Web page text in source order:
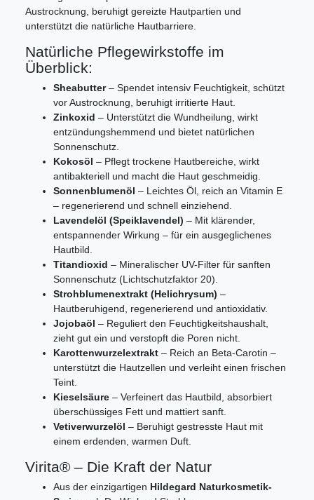
Austrocknung, beruhigt gereizte Hautpartien und
unterstützt die natürliche Hautbarriere.
Natürliche Pflegewirkstoffe im
Überblick:
Sheabutter– Spendet intensiv Feuchtigkeit, schützt
vor Austrocknung, beruhigt irritierte Haut.
Zinkoxid – Unterstützt die Wundheilung, wirkt
entzündungshemmend und bietet natürlichen
Sonnenschutz.
Kokosöl – Pflegt trockene Hautbereiche, wirkt
antibakteriell und macht die Haut geschmeidig.
Sonnenblumenöl – Leichtes Öl, reich an Vitamin E
– regenerierend und schnell einziehend.
Lavendelöl (Speiklavendel) – Mit klärender,
entspannender Wirkung – für ein ausgeglichenes
Hautbild.
Titandioxid – Mineralischer UV-Filter für sanften
Sonnenschutz (Lichtschutzfaktor 20).
Strohblumenextrakt (Helichrysum) –
Hautberuhigend, regenerierend und antioxidativ.
Jojobaöl – Reguliert den Feuchtigkeitshaushalt,
zieht gut ein und verstopft die Poren nicht.
Karottenwurzelextrakt – Reich an Beta-Carotin –
unterstützt die Hautzellen und verleiht einen frischen
Teint.
Kieselsäure – Verfeinert das Hautbild, absorbiert
überschüssiges Fett und mattiert sanft.
Vetiverwurzelöl – Beruhigt gestresste Haut mit
einem erdenden, warmen Duft.
Virita® – Die Kraft der Natur
Aus der einzigartigen Hildegard Naturkosmetik-